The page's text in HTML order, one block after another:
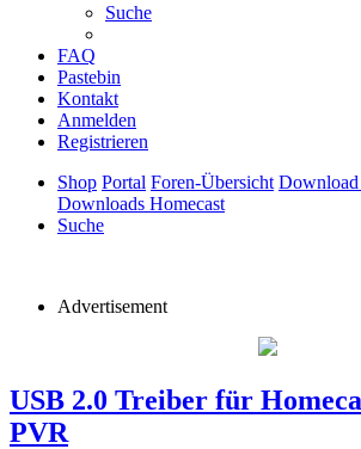
Suche
FAQ
Pastebin
Kontakt
Anmelden
Registrieren
Shop Portal Foren-Übersicht
Downloads Homecast
Suche
Advertisement
USB 2.0 Treiber für
PVR